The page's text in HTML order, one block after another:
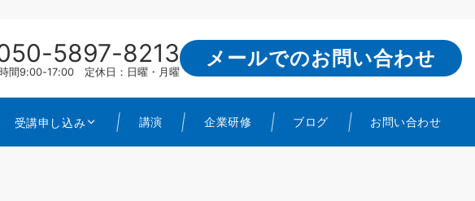
5897-8213
間9:00-17:00 定休日：日曜・月曜
メールでのお問い合わせ
受講申し込み 講演 企業研修 ブログ お問い合わせ